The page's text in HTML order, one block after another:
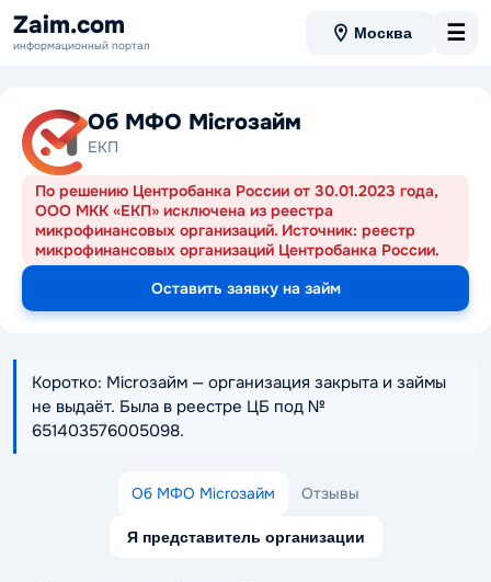
Zaim.com
информационный портал
Москва ☰
Об МФО Microзайм
ЕКП
По решению Центробанка России от 30.01.2023 года,
ООО МКК «ЕКП» исключена из реестра
микрофинансовых организаций. Источник: реестр
микрофинансовых организаций Центробанка России.
Оставить заявку на займ
Коротко: Microзайм — организация закрыта и займы
не выдаёт. Была в реестре ЦБ под №
651403576005098.
Об МФО Microзайм Отзывы
Я представитель организации